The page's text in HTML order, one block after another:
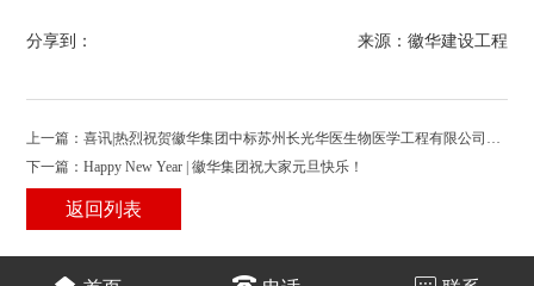
分享到： 来源：徽华建设工程
上一篇：喜讯|热烈祝贺徽华集团中标苏州长光华医生物医学工程有限公司全
自动化学发光免疫分析系统机电安装及室内装饰项目
下一篇：Happy New Year | 徽华集团祝大家元旦快乐！
返回列表